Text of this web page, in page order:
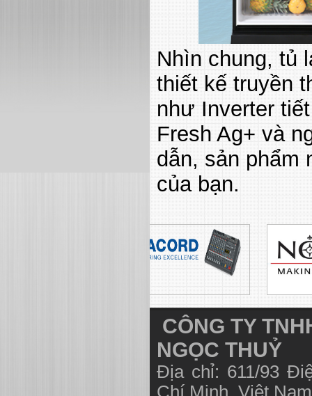
Nhìn chung, tủ
thiết kế truyền
như Inverter
Fresh Ag+ và
dẫn, sản phẩm
của bạn.
CÔNG TY
NGỌC THUỶ
Địa chỉ: 611/93
Chí Minh, Việt